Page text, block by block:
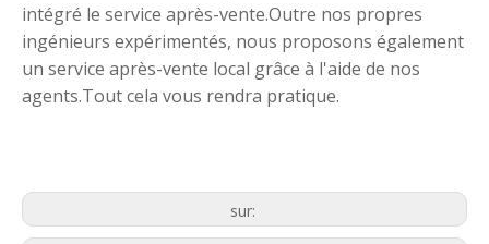
intégré le service après-vente.Outre nos propres
ingénieurs expérimentés, nous proposons également
un service après-vente local grâce à l'aide de nos
agents.Tout cela vous rendra pratique.
sur: